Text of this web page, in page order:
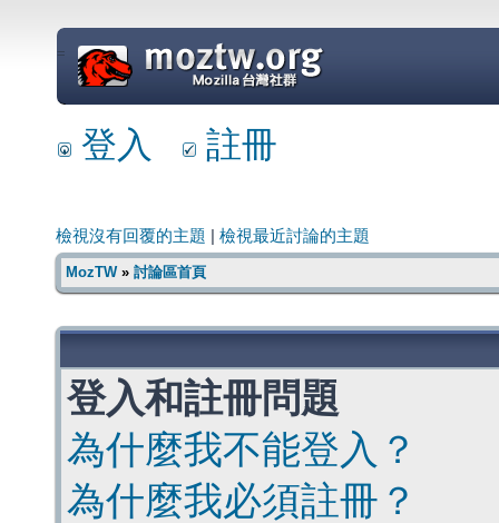
=
登入 註冊
檢視沒有回覆的主題 檢視最近討論的主題
MozTW» 討論區首頁
登入和註冊問題
為什麼我不能登入？
為什麼我必須註冊？